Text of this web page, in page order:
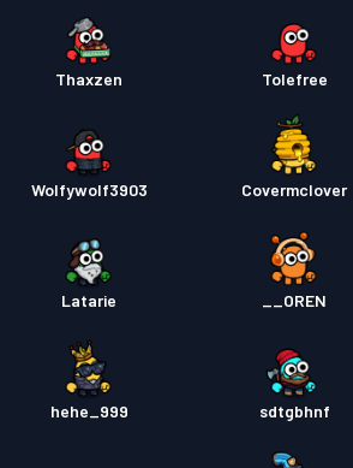
Tolefree
Thaxzen
Covermclover
Wolfywolf3903
OREN__
Latarie
sdtgbhnf
hehe_999